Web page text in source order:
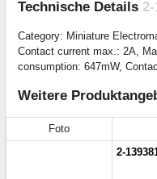
Technische Details
Category: Miniature
Contact current max.: 2A,
consumption: 647mW,
Weitere
Foto
2-